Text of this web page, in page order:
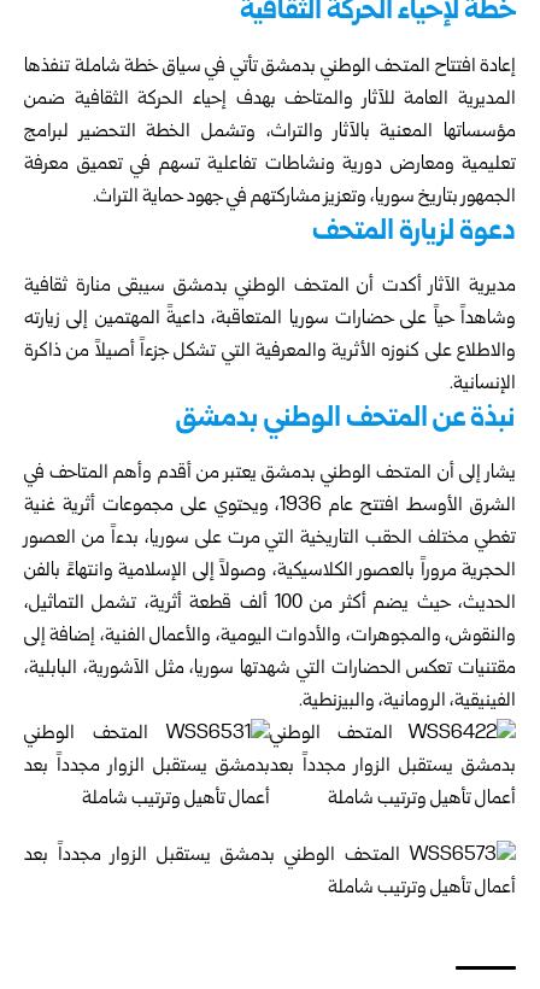
خطة لإحياء الحركة الثقافية
إعادة افتتاح المتحف الوطني بدمشق تأتي في سياق خطة شاملة تنفذها
المديرية العامة للآثار والمتاحف بهدف إحياء الحركة الثقافية ضمن
مؤسساتها المعنية بالآثار والتراث، وتشمل الخطة التحضير لبرامج
تعليمية ومعارض دورية ونشاطات تفاعلية تسهم في تعميق معرفة
الجمهور بتاريخ سوريا، وتعزيز مشاركتهم في جهود حماية التراث.
دعوة لزيارة المتحف
مديرية الآثار أكدت أن المتحف الوطني بدمشق سيبقى منارة ثقافية
وشاهداً حياً على حضارات سوريا المتعاقبة، داعيةً المهتمين إلى زيارته
والاطلاع على كنوزه الأثرية والمعرفية التي تشكل جزءاً أصيلاً من ذاكرة
الإنسانية.
نبذة عن المتحف الوطني بدمشق
يشار إلى أن المتحف الوطني بدمشق يعتبر من أقدم وأهم المتاحف في
الشرق الأوسط افتتح عام 1936، ويحتوي على مجموعات أثرية غنية
تغطي مختلف الحقب التاريخية التي مرت على سوريا، بدءاً من العصور
الحجرية مروراً بالعصور الكلاسيكية، وصولاً إلى الإسلامية وانتهاءً بالفن
الحديث، حيث يضم أكثر من 100 ألف قطعة أثرية، تشمل التماثيل،
والنقوش، والمجوهرات، والأدوات اليومية، والأعمال الفنية، إضافة إلى
مقتنيات تعكس الحضارات التي شهدتها سوريا، مثل الآشورية، البابلية،
الفينيقية، الرومانية، والبيزنطية.